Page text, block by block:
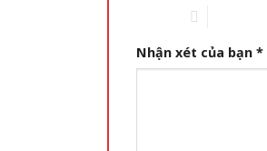
Nhận xét của bạn *